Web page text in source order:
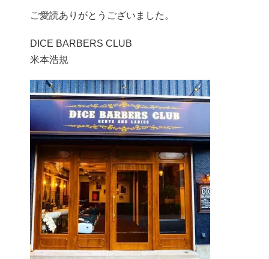
ご愛読ありがとうございました。
DICE BARBERS CLUB
米本浩規